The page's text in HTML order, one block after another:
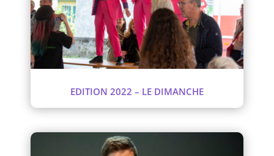
EDITION 2022 – LE DIMANCHE